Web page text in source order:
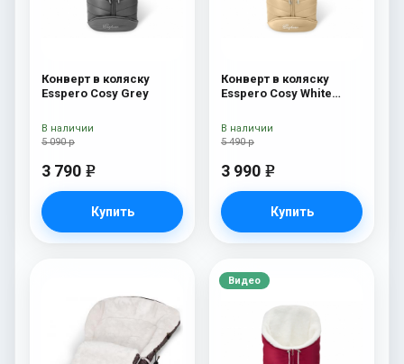
Конверт в коляску
Esspero Cosy Grey
5 090 р
3 790 e
Купить
В наличии
Конверт в коляску
Esspero Cosy White
5 490 р
3 990 e
Купить
В наличии
Видео